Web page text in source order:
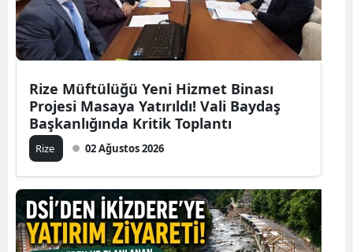
Rize Müftülüğü Yeni Hizmet Binası
Projesi Masaya Yatırıldı! Vali Baydaş
Başkanlığında Kritik Toplantı
Rize 02 Ağustos 2026